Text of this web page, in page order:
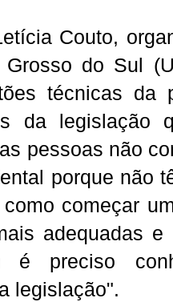
Couto,
do Sul
técnicas da
da legislação
pessoas não
porque não
começar
adequadas
é preciso
legislação".